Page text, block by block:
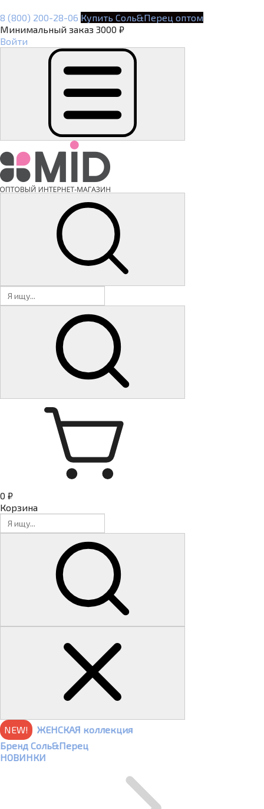
8 (800) 200-28-06 Купить Соль&Перец оптом
Минимальный заказ 3000 ₽
Войти
0 ₽
Корзина
NEW!
ЖЕНСКАЯ коллекция
Бренд Соль&Перец
НОВИНКИ